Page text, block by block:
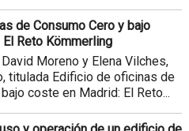
de Consumo Cero y bajo
Reto Kömmerling
Moreno y Elena Vilches,
titulada Edificio de oficinas de
coste en Madrid: El Reto...